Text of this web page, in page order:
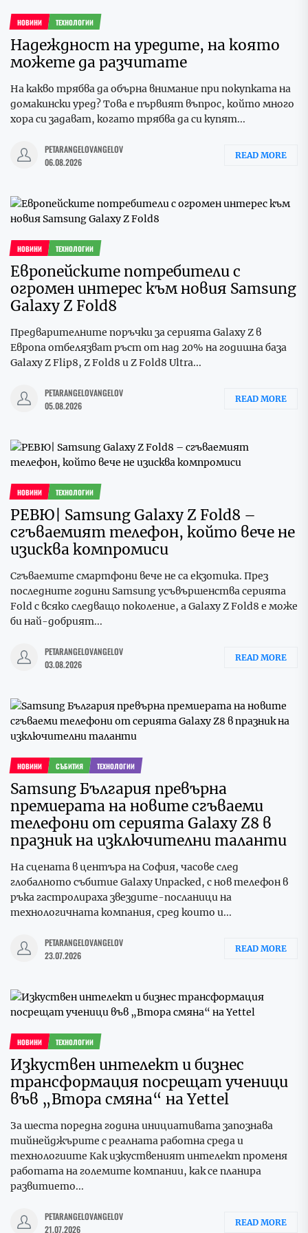
НОВИНИ ТЕХНОЛОГИИ
Надеждност на уредите, на която
можете да разчитате
На какво трябва да обърна внимание при покупката на
домакински уред? Това е първият въпрос, който много
хора си задават, когато трябва да си купят...
PETARANGELOVANGELOV
06.08.2026
READ MORE
НОВИНИ ТЕХНОЛОГИИ
Европейските потребители с
огромен интерес към новия Samsung
Galaxy Z Fold8
Предварителните поръчки за серията Galaxy Z в
Европа отбелязват ръст от над 20% на годишна база
Galaxy Z Flip8, Z Fold8 и Z Fold8 Ultra...
PETARANGELOVANGELOV
05.08.2026
READ MORE
НОВИНИ ТЕХНОЛОГИИ
РЕВЮ| Samsung Galaxy Z Fold8 –
сгъваемият телефон, който вече не
изисква компромиси
Сгъваемите смартфони вече не са екзотика. През
последните години Samsung усъвършенства серията
Fold с всяко следващо поколение, а Galaxy Z Fold8 е може
би най-добрият...
PETARANGELOVANGELOV
03.08.2026
READ MORE
НОВИНИ СЪБИТИЯ ТЕХНОЛОГИИ
Samsung България превърна
премиерата на новите сгъваеми
телефони от серията Galaxy Z8 в
празник на изключителни таланти
На сцената в центъра на София, часове след
глобалното събитие Galaxy Unpacked, с нов телефон в
ръка гастролираха звездите-посланици на
технологичната компания, сред които и...
PETARANGELOVANGELOV
23.07.2026
READ MORE
НОВИНИ ТЕХНОЛОГИИ
Изкуствен интелект и бизнес
трансформация посрещат ученици
във „Втора смяна“ на Yettel
За шеста поредна година инициативата запознава
тийнейджърите с реалната работна среда и
технологиите Как изкуственият интелект променя
работата на големите компании, как се планира
развитието...
PETARANGELOVANGELOV
21.07.2026
READ MORE